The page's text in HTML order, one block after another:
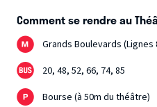
Comment se rendre au
Grands Boulevards (Lignes
20, 48, 52, 66, 74, 85
Bourse (à 50m du théâtre)